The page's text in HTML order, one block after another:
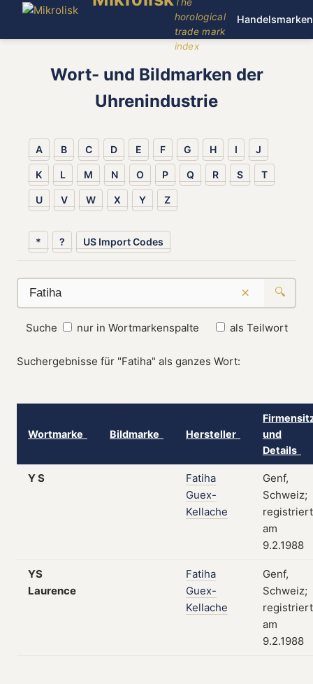
horological
trade mark
index
Handelsmarken
Wort- und Bildmarken der
Uhrenindustrie
A B C D E F G H I J
K L M N O P Q R S T
U V W X Y Z
* ? US Import Codes
× 🔍
Suche nur in Wortmarkenspalte als Teilwort
Suchergebnisse für "Fatiha" als ganzes Wort:
Wortmarke Bildmarke Hersteller
und
Details
Y S
Fatiha
Guex-
Kellache
Genf,
Schweiz;
registriert
am
9.2.1988
YS
Laurence
Fatiha
Guex-
Kellache
Genf,
Schweiz;
registriert
am
9.2.1988